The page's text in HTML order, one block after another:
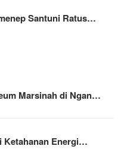
Santuni Ratus…
Marsinah di Ngan…
Ketahanan Energi…